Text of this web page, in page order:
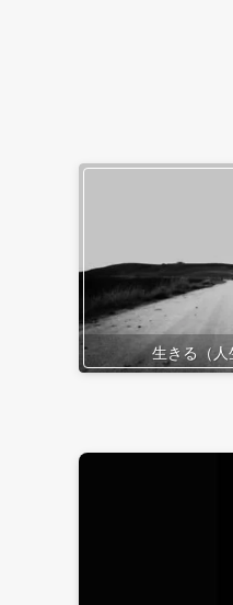
生きる（人